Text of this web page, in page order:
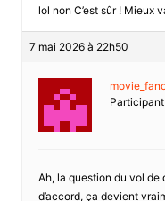
lol non C’est sûr ! Mieux
7 mai 2026 à 22h50
Participant
Ah, la question du vol de
d’accord, ça devient